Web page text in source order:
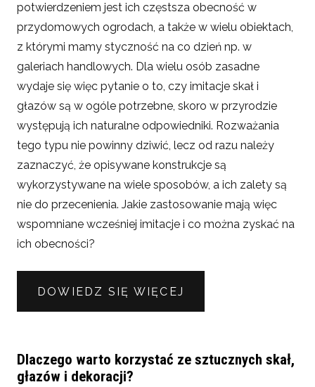
potwierdzeniem jest ich częstsza obecność w
przydomowych ogrodach, a także w wielu obiektach,
z którymi mamy styczność na co dzień np. w
galeriach handlowych. Dla wielu osób zasadne
wydaje się więc pytanie o to, czy imitacje skał i
głazów są w ogóle potrzebne, skoro w przyrodzie
występują ich naturalne odpowiedniki. Rozważania
tego typu nie powinny dziwić, lecz od razu należy
zaznaczyć, że opisywane konstrukcje są
wykorzystywane na wiele sposobów, a ich zalety są
nie do przecenienia. Jakie zastosowanie mają więc
wspomniane wcześniej imitacje i co można zyskać na
ich obecności?
DOWIEDZ SIĘ WIĘCEJ
Dlaczego warto korzystać ze sztucznych skał,
głazów i dekoracji?